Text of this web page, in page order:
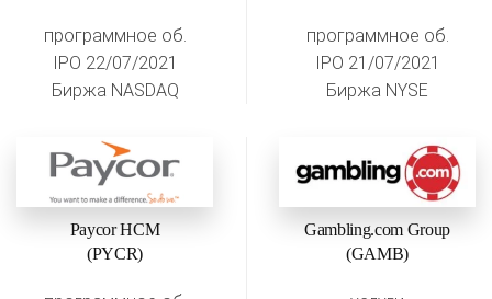
программное об.
IPO 22/07/2021
Биржа NASDAQ
программное об.
IPO 21/07/2021
Биржа NYSE
Paycor HCM
(PYCR)
Gambling.com Group
(GAMB)